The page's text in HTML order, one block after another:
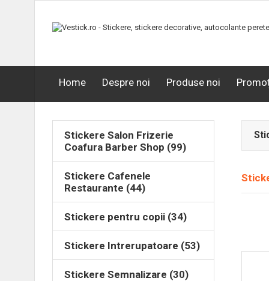
Home Despre noi Produse noi
Stickere Salon Frizerie
Coafura Barber Shop (99)
Stickere Cafenele
Restaurante (44)
Stickere pentru copii (34)
Stickere Intrerupatoare (53)
Stickere Semnalizare (30)